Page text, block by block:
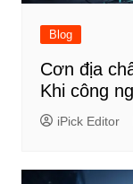
Blog
Cơn địa
Khi công
iPick Editor